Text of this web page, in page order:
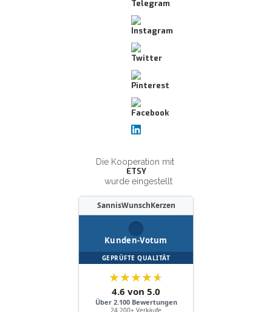
Die Kooperation mit
ETSY
wurde eingestellt
SannisWunschKerzen
Kunden-Votum
GEPRÜFTE QUALITÄT
★★★★★
4.6 von 5.0
Über 2.100 Bewertungen